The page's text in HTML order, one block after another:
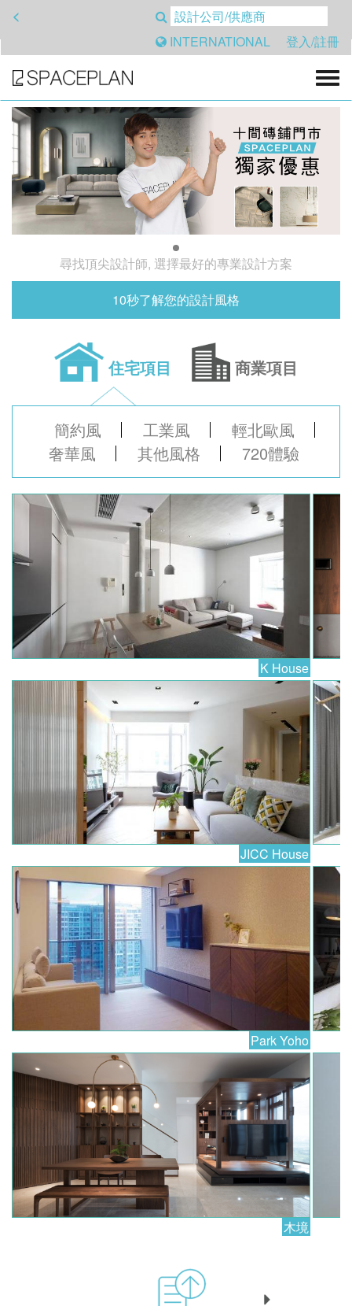
<
INTERNATIONAL
登入/註冊
尋找頂尖設計師, 選擇最好的專業設計方案
10秒了解您的設計風格
住宅項目 商業項目
簡約風 工業風
輕北歐風
奢華風
其他風格 720體驗
K House
JICC House
Park Yoho
木境